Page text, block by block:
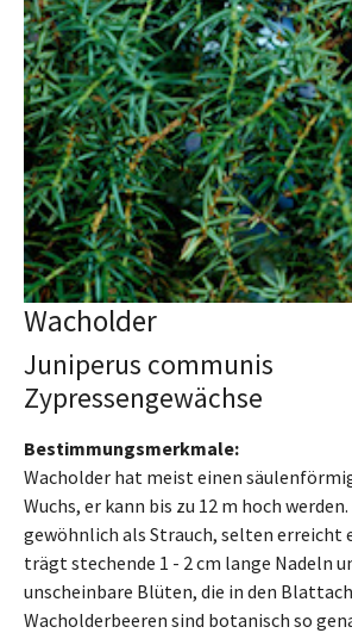
Wacholder
Juniperus communis
Zypressengewächse
Bestimmungsmerkmale:
Wacholder hat meist einen
Wuchs, er kann bis zu 12 m hoch
gewöhnlich als Strauch, selten erreicht
trägt stechende 1 - 2 cm lange Nadeln
unscheinbare Blüten, die in den
Wacholderbeeren sind botanisch so